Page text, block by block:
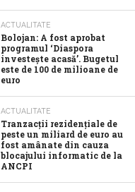
ACTUALITATE
Bolojan: A fost aprobat
programul ‘Diaspora
investește acasă’. Bugetul
este de 100 de milioane de
euro
ACTUALITATE
Tranzacții rezidențiale de
peste un miliard de euro au
fost amânate din cauza
blocajului informatic de la
ANCPI